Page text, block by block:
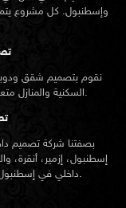
وإسطنبول. كل مشروع يتم
نقوم بتصميم شقق
السكنية والمنازل متعددة الطوابق في دبي، جدة، الدوحة، وإسطنبول.
بصفتنا شركة تصميم
إسطنبول، إزمير، أنقرة،
داخلي فيتركيا يثقون بنا لما نقدمه من خدمات متكاملة.